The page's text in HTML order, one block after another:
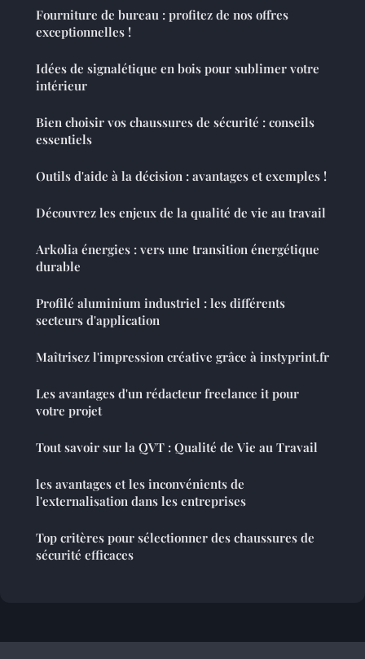
Fourniture de bureau : profitez de nos offres
exceptionnelles !
Idées de signalétique en bois pour sublimer votre
intérieur
Bien choisir vos chaussures de sécurité : conseils
essentiels
Outils d'aide à la décision : avantages et exemples !
Découvrez les enjeux de la qualité de vie au travail
Arkolia énergies : vers une transition énergétique
durable
Profilé aluminium industriel : les différents
secteurs d'application
Maîtrisez l'impression créative grâce à instyprint.fr
Les avantages d'un rédacteur freelance it pour
votre projet
Tout savoir sur la QVT : Qualité de Vie au Travail
les avantages et les inconvénients de
l'externalisation dans les entreprises
Top critères pour sélectionner des chaussures de
sécurité efficaces